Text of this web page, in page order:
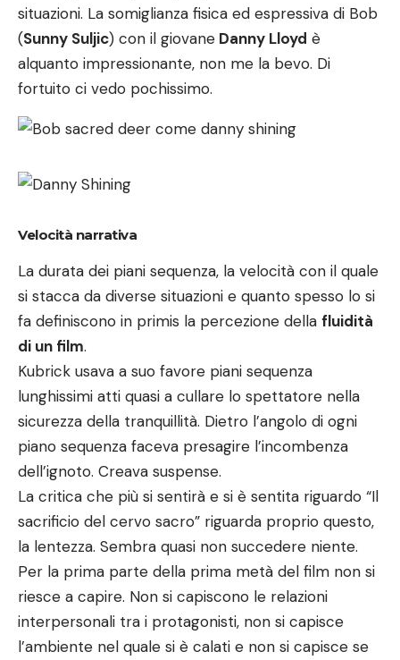
situazioni. La somiglianza fisica ed espressiva di Bob
(Sunny Suljic) con il giovane Danny Lloyd è
alquanto impressionante, non me la bevo. Di
fortuito ci vedo pochissimo.
Velocità narrativa
La durata dei piani sequenza, la velocità con il quale
si stacca da diverse situazioni e quanto spesso lo si
fa definiscono in primis la percezione della fluidità
di un film.
Kubrick usava a suo favore piani sequenza
lunghissimi atti quasi a cullare lo spettatore nella
sicurezza della tranquillità. Dietro l’angolo di ogni
piano sequenza faceva presagire l’incombenza
dell’ignoto. Creava suspense.
La critica che più si sentirà e si è sentita riguardo “Il
sacrificio del cervo sacro” riguarda proprio questo,
la lentezza. Sembra quasi non succedere niente.
Per la prima parte della prima metà del film non si
riesce a capire. Non si capiscono le relazioni
interpersonali tra i protagonisti, non si capisce
l’ambiente nel quale si è calati e non si capisce se